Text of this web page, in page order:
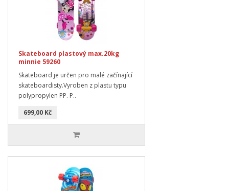
Skateboard plastový max.20kg
minnie 59260
Skateboard je určen pro malé začínající
skateboardisty.Vyroben z plastu typu
polypropylen PP. P..
699,00 Kč